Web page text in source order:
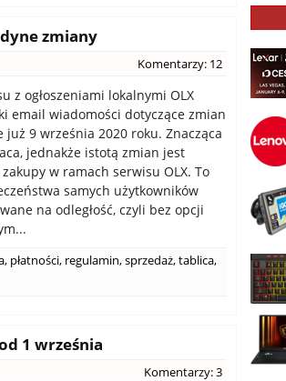
zmiany
Komentarzy: 12
z ogłoszeniami lokalnymi OLX
email wiadomości dotyczące zmian
9 września 2020 roku. Znacząca
jednakże istotą zmian jest
w ramach serwisu OLX. To
samych użytkowników
na odległość, czyli bez opcji
, płatności, regulamin,sprzedaż,tablica,
1 września
Komentarzy: 3